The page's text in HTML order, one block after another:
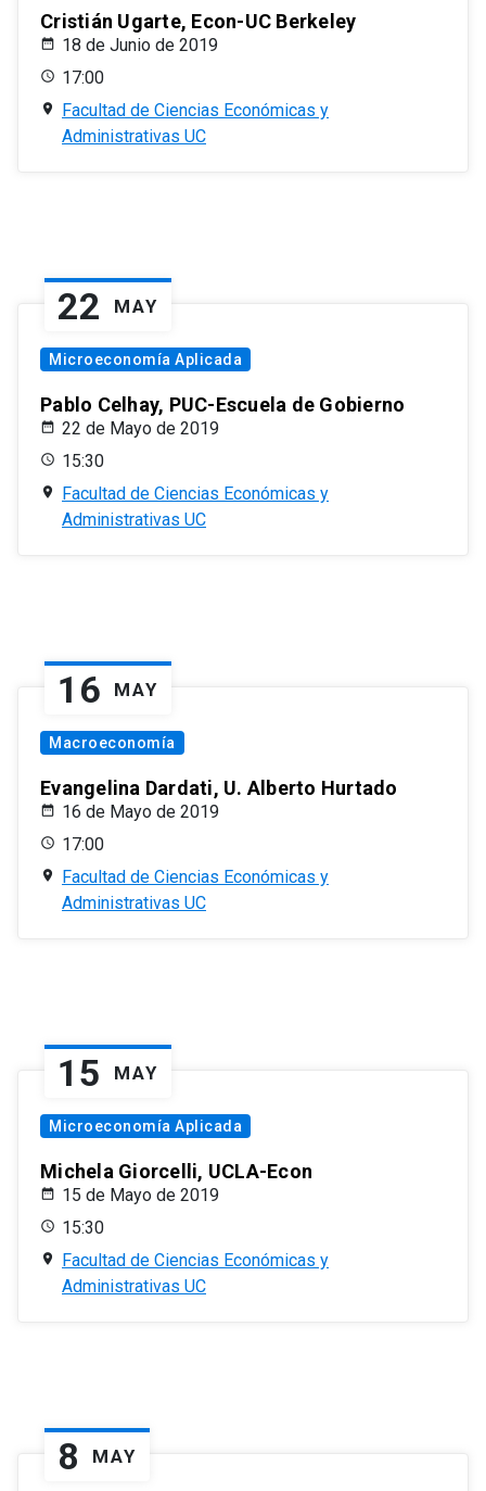
Cristián Ugarte, Econ-UC Berkeley
18 de Junio de 2019
17:00
Facultad de Ciencias Económicas y
Administrativas UC
22 MAY
Microeconomía Aplicada
Pablo Celhay, PUC-Escuela de Gobierno
22 de Mayo de 2019
15:30
Facultad de Ciencias Económicas y
Administrativas UC
16 MAY
Macroeconomía
Evangelina Dardati, U. Alberto Hurtado
16 de Mayo de 2019
17:00
Facultad de Ciencias Económicas y
Administrativas UC
15 MAY
Microeconomía Aplicada
Michela Giorcelli, UCLA-Econ
15 de Mayo de 2019
15:30
Facultad de Ciencias Económicas y
Administrativas UC
8 MAY